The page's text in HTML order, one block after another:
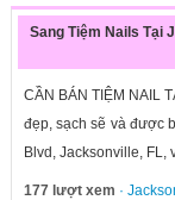
Sang Tiệm Nails Tại
CẦN BÁN TIỆM NAIL
đẹp, sạch sẽ và được
Blvd, Jacksonville, FL,
177 lượt xem ·